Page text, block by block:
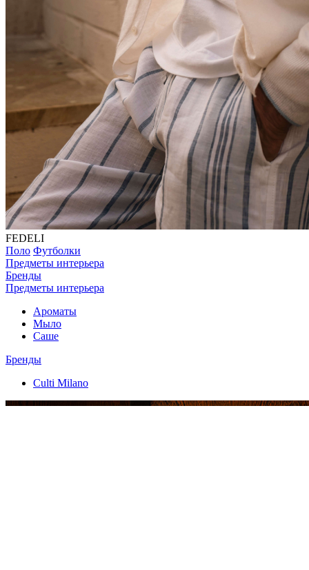
FEDELI
Поло Футболки
Предметы интерьера
Бренды
Предметы интерьера
Ароматы
Мыло
Саше
Бренды
Culti Milano